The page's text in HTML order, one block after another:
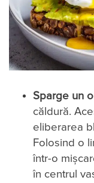
Sparge un
căldură.
eliberarea
Folosind o
într-o
în centrul